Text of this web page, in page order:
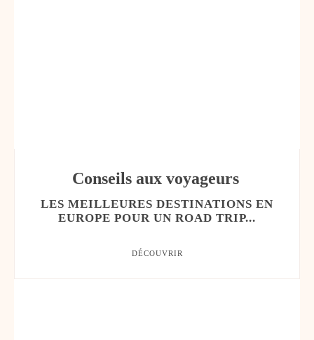
Conseils aux voyageurs
LES MEILLEURES DESTINATIONS EN
EUROPE POUR UN ROAD TRIP...
DÉCOUVRIR